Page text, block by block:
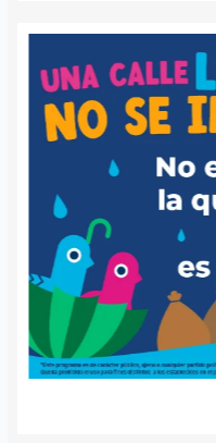
queretano:
representará
en misión
en
6 agosto, 2026
voluntaria Beatriz,
los cuerpos de